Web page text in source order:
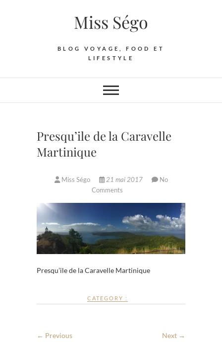
Miss Ségo
BLOG VOYAGE, FOOD ET
LIFESTYLE
Presqu’ile de la Caravelle
Martinique
Miss Ségo 21 mai 2017
No
Comments
Presqu’ile de la Caravelle Martinique
CATEGORY :
← Previous Next →